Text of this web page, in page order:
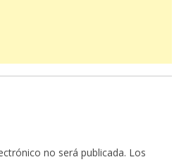
no será publicada. Los